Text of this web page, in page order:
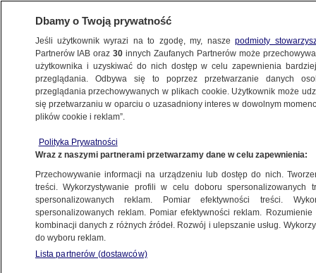
METEO
ŚWIAT
pięć osób, wiele jest rannych
6.07.2024, 10:14Aktualizacja: 6.07.2024, 11:07
Udostępnij
Trąba powietrzna przeszła w piątek przez
Dbamy o Twoją prywatność
Jeśli użytkownik wyrazi na to zgodę, my, naszepodmioty
Partnerów IAB oraz30 innych Zaufanych Partnerów może
użytkownika i uzyskiwać do nich dostęp w celu zapewnienia
przeglądania. Odbywa się to poprzez przetwarzanie danych
przeglądania przechowywanych w plikach cookie. Użytkownik może
się przetwarzaniu w oparciu o uzasadniony interes w dowolnym
plików cookie i reklam”.
Polityka Prywatności
Wraz z naszymi partnerami przetwarzamy dane w celu zapewnienia:
Przechowywanie informacji na urządzeniu lub dostęp do nich.
treści. Wykorzystywanie profili w celu doboru spersonalizowanych
spersonalizowanych reklam. Pomiar efektywności treści.
spersonalizowanych reklam. Pomiar efektywności reklam.
kombinacji danych z różnych źródeł. Rozwój i ulepszanie usług.
do wyboru reklam.
Lista partnerów (dostawców)